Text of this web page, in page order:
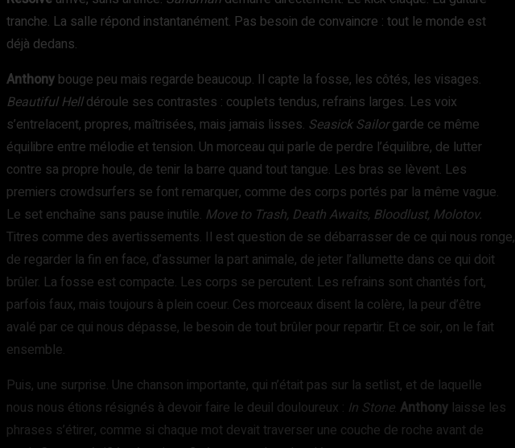
tranche. La salle répond instantanément. Pas besoin de convaincre : tout le monde est
déjà dedans.
Anthony bouge peu mais regarde beaucoup. Il capte la fosse, les côtés, les visages.
Beautiful Helldéroule ses contrastes : couplets tendus, refrains larges. Les voix
s’entrelacent, propres, maîtrisées, mais jamais lisses. Seasick Sailorgarde ce même
équilibre entre mélodie et tension. Un morceau qui parle de perdre l’équilibre, de lutter
contre sa propre houle, de tenir la barre quand tout tangue. Les bras se lèvent. Les
premiers crowdsurfers se font remarquer, comme des corps portés par la même vague.
Le set enchaîne sans pause inutile. Move to Trash, Death Awaits, Bloodlust, Molotov.
Titres comme des avertissements. Il est question de se débarrasser de ce qui nous ronge,
de regarder la fin en face, d’assumer la part animale, de jeter l’allumette dans ce qui doit
brûler. La fosse est compacte. Les corps se percutent. Les refrains sont chantés fort,
parfois faux, mais toujours à plein coeur. Ces morceaux disent la colère, la peur d’être
avalé par ce qui nous dépasse, le besoin de tout brûler pour repartir. Et ce soir, on le fait
ensemble.
Puis, une surprise. Une chanson importante, qui n’était pas sur la setlist, et de laquelle
nous nous étions résignés à devoir faire le deuil douloureux : In Stone. Anthony laisse les
phrases s’étirer, comme si chaque mot devait traverser une couche de roche avant de